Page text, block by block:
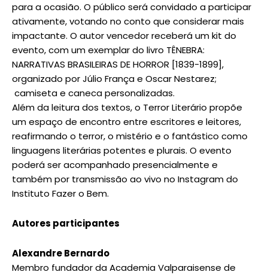
para a ocasião. O público será convidado a participar
ativamente, votando no conto que considerar mais
impactante. O autor vencedor receberá um kit do
evento, com um exemplar do livro TÊNEBRA:
NARRATIVAS BRASILEIRAS DE HORROR [1839-1899],
organizado por Júlio França e Oscar Nestarez;
camiseta e caneca personalizadas.
Além da leitura dos textos, o Terror Literário propõe
um espaço de encontro entre escritores e leitores,
reafirmando o terror, o mistério e o fantástico como
linguagens literárias potentes e plurais. O evento
poderá ser acompanhado presencialmente e
também por transmissão ao vivo no Instagram do
Instituto Fazer o Bem.
Autores participantes
Alexandre Bernardo
Membro fundador da Academia Valparaisense de